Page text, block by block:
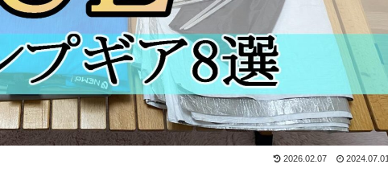
2026.02.07 2024.07.01